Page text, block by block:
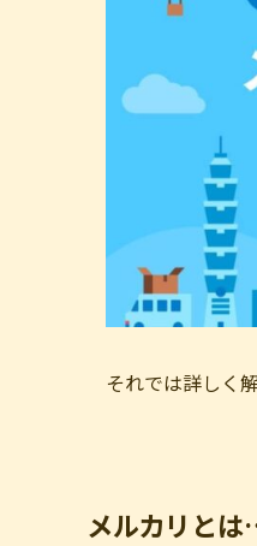
それでは詳しく
メルカリと